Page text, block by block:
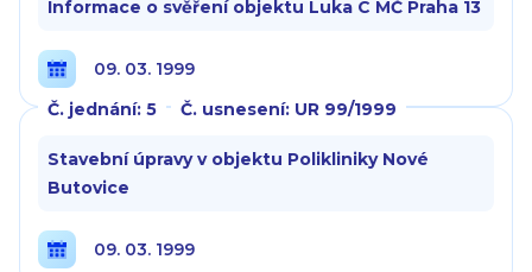
Informace o svěření objektu Luka C MČ Praha 13
09. 03. 1999
Č. jednání: 5
Č. usnesení: UR 99/1999
Stavební úpravy v objektu Polikliniky Nové
Butovice
09. 03. 1999